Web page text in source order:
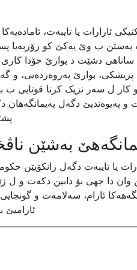
ئارارات یا تایبەت،
ب وێ یەکێ کو زۆربەیا
دشێت د بوارێ خۆدا کاری
پزیشکی، بوارێ پەروەردەیی، و
کو کار ل سەر نزیک کرنا
و پەیوەندیێ دگەل پەیمانگەهان
یا تایبەت دگەل زانکۆیێن
دا جهی بۆ دابین دکەت و ل
ئارام، سەلامەت و